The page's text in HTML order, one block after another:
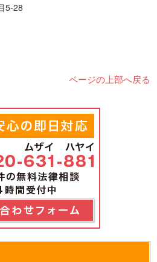
5-28
ページの上部へ戻る